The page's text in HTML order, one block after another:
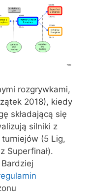
rozgrywkami,
2018), kiedy
składającą się
silniki z
(5 Lig,
Superfinał).